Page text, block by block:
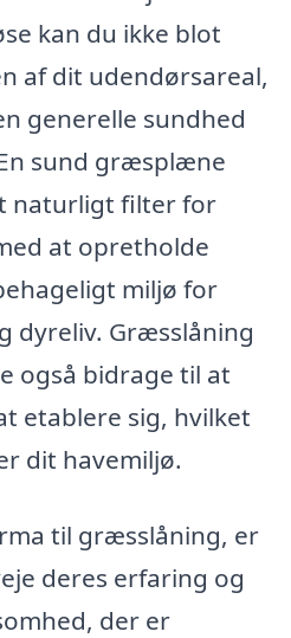
kan du ikke blot
af dit udendørsareal,
generelle sundhed
sund græsplæne
naturligt filter for
at opretholde
miljø for
dyreliv. Græsslåning
også bidrage til at
etablere sig, hvilket
dit havemiljø.
til græsslåning, er
deres erfaring og
der er